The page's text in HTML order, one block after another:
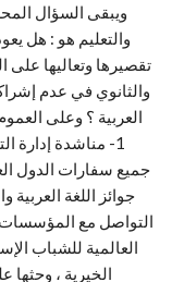
ويبقى السؤال
والتعليم هو : هل
تقصيرها وتعاليها على
والثانوي في عدم
العربية ؟ وعلى
1- مناشدة إدارة
جميع سفارات الدول
التواصل مع المؤسسات
العالمية للشباب
الخيرية ، وحثها